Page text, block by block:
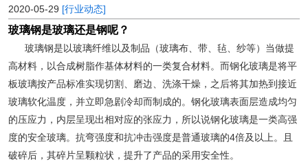
2020-05-29 [行业动态]
玻璃钢是玻璃还是钢呢？
玻璃钢是以玻璃纤维以及制品（玻璃布、带、毡、纱等）当做提
高材料，以合成树脂作基体材料的一类复合材料。而钢化玻璃是将平
板玻璃按产品标准实现切割、磨边、洗涤干燥，之后将其加热到接近
玻璃软化温度，并立即急剧冷却而制成的。钢化玻璃表面层造成均匀
的压应力，内层呈现出相对应的张应力，所以说钢化玻璃是一类高强
度的安全玻璃。抗弯强度和抗冲击强度是普通玻璃的4倍及以上。且
破碎后，其碎片呈颗粒状，提升了产品的采用安全性。